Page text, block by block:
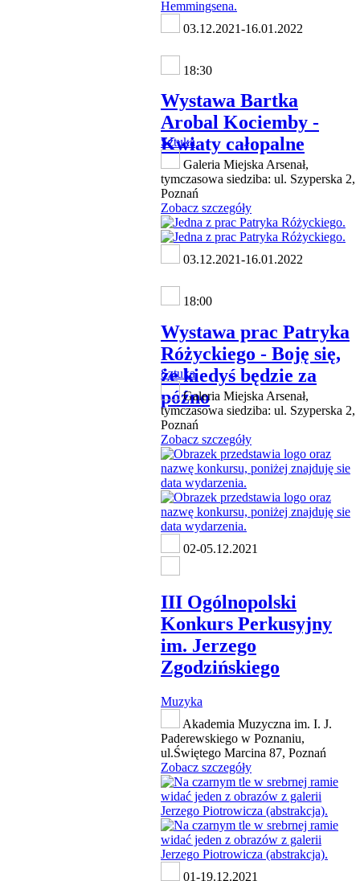
03.12.2021-16.01.2022
18:30
Wystawa Bartka
Arobal Kociemby -
Kwiaty całopalne
Sztuka
Galeria Miejska Arsenał,
tymczasowa siedziba: ul. Szyperska 2,
Poznań
Zobacz szczegóły
03.12.2021-16.01.2022
18:00
Wystawa prac Patryka
Różyckiego - Boję się,
że kiedyś będzie za
późno
Sztuka
Galeria Miejska Arsenał,
tymczasowa siedziba: ul. Szyperska 2,
Poznań
Zobacz szczegóły
02-05.12.2021
III Ogólnopolski
Konkurs Perkusyjny
im. Jerzego
Zgodzińskiego
Muzyka
Akademia Muzyczna im. I. J.
Paderewskiego w Poznaniu,
ul.Świętego Marcina 87, Poznań
Zobacz szczegóły
01-19.12.2021